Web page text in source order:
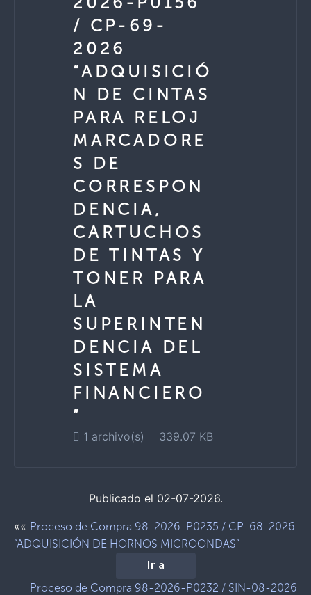
/ CP-69-
2026
“ADQUISICIÓ
N DE CINTAS
PARA RELOJ
MARCADORE
S DE
CORRESPON
DENCIA,
CARTUCHOS
DE TINTAS Y
TONER PARA
LA
SUPERINTEN
DENCIA DEL
SISTEMA
FINANCIERO
”
1 archivo(s) 339.07 KB
Publicado el 02-07-2026.
«« Proceso de Compra 98-2026-P0235 / CP-68-2026
“ADQUISICIÓN DE HORNOS MICROONDAS”
Ir a
Proceso de Compra 98-2026-P0232 / SIN-08-2026